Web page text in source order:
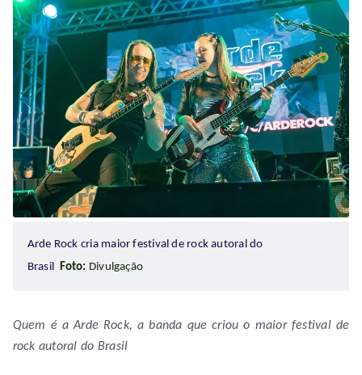
Arde Rock cria maior festival de rock autoral do
Brasil Foto: Divulgação
Quem é a Arde Rock, a banda que criou o maior festival de
rock autoral do Brasil